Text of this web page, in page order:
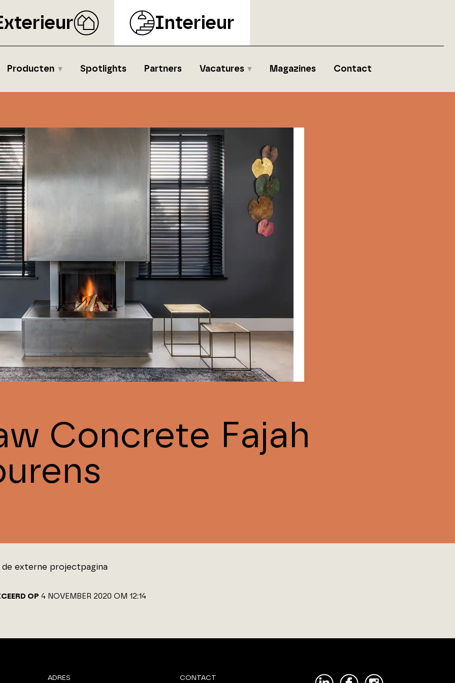
Interieur
Producten Spotlights Partners Vacatures Magazines Contact
Concrete Fajah
de externe projectpagina
OP 4 NOVEMBER 2020 OM 12:14
ADRES CONTACT